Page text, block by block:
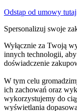
Odstąp od umowy tutaj
Spersonalizuj swoje
Wyłącznie za Twoją
innych technologii,
doświadczenie
W tym celu
ich zachowań oraz
wykorzystujemy do
wyświetlania